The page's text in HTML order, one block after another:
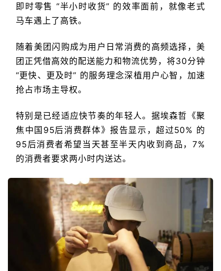
即时零售 “半小时收货” 的效率面前，就像老式
马车遇上了高铁。
随着美团闪购成为用户日常消费的高频选择，美
团正凭借高效的配送能力和物流优势，将30分钟
“更快、更及时” 的服务理念深植用户心智，加速
抢占市场主导权。
特别是已经适应快节奏的年轻人。据埃森哲《聚
焦中国95后消费群体》报告显示，超过50% 的
95后消费者希望当天甚至半天内收到商品，7%
的消费者要求两小时内送达。